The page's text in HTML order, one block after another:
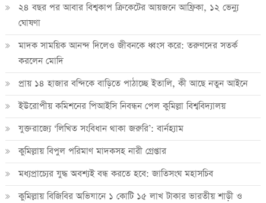
২৪ বছর পর আবার বিশ্বকাপ ক্রিকে‌টের আয়জনে আফ্রিকা, ১২ ভেন্যু
ঘোষণা
মাদক সাময়িক আনন্দ দিলেও জীবনকে ধ্বংস করে: তরুণদের সতর্ক
করলেন মোদি
প্রায় ১৪ হাজার বন্দিকে বাড়িতে পাঠাচ্ছে ইতালি, কী আছে নতুন আইনে
ইউরোপীয় কমিশনের পিআইসি নিবন্ধন পেল কুমিল্লা বিশ্ববিদ্যালয়
যুক্তরাজ্যে ‘লিখিত সংবিধান থাকা জরুরি’: বার্নহ্যাম
কুমিল্লায় বিপুল পরিমাণ মাদকসহ নারী গ্রেপ্তার
মধ্যপ্রাচ্যের যুদ্ধ অবশ্যই বন্ধ করতে হবে: জাতিসংঘ মহাসচিব
কুমিল্লায় বিজিবির অভিযানে ১ কোটি ১৫ লাখ টাকার ভারতীয় শাড়ী ও